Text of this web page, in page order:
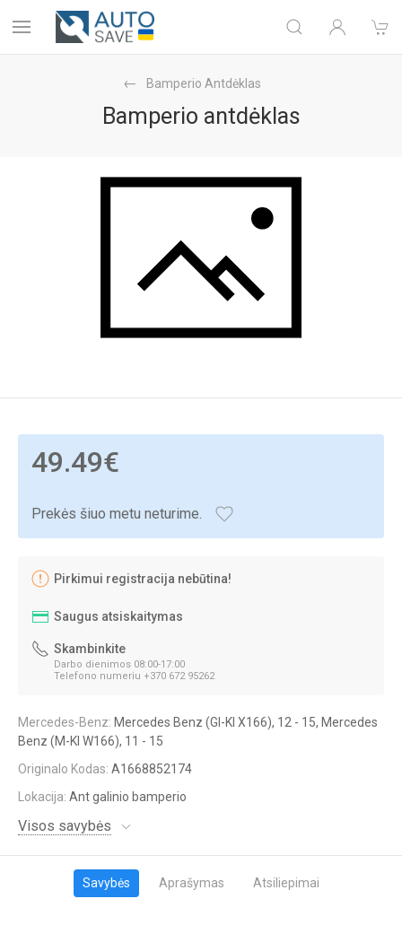
Bamperio Antdėklas
Bamperio antdėklas
49.49€
Prekės šiuo metu neturime.
Pirkimui registracija nebūtina!
Saugus atsiskaitymas
Skambinkite
Darbo dienimos 08:00-17:00
Telefono numeriu +370 672 95262
Mercedes-Benz: Mercedes Benz (Gl-Kl X166), 12 - 15, Mercedes
Benz (M-Kl W166), 11 - 15
Originalo Kodas: A1668852174
Lokacija: Ant galinio bamperio
Visos savybės
Savybės Aprašymas Atsiliepimai